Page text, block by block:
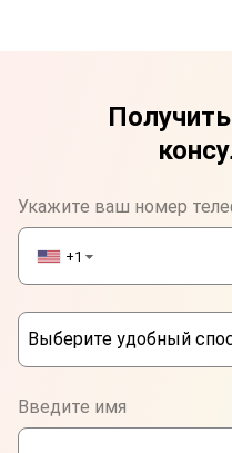
Укажите ваш номер
+1 ▼
Выберите удобный
WhatsApp
Введите имя